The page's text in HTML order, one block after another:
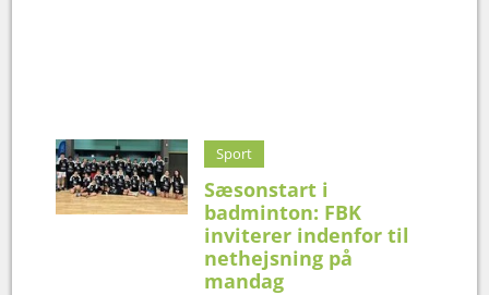
Sport
Sæsonstart i
badminton: FBK
inviterer indenfor til
nethejsning på
mandag